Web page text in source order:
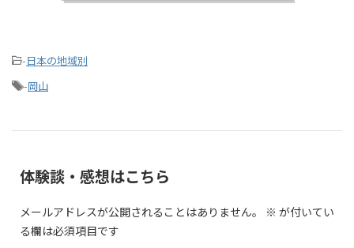
-日本の地域別
-岡山
体験談・感想はこちら
メールアドレスが公開されることはありません。 ※ が付いてい
る欄は必須項目です